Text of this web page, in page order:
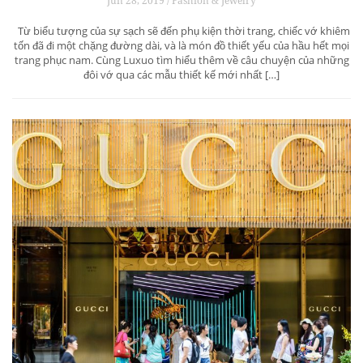
Từ biểu tượng của sự sạch sẽ đến phụ kiện thời trang, chiếc vớ khiêm
tốn đã đi một chặng đường dài, và là món đồ thiết yếu của hầu hết mọi
trang phục nam. Cùng Luxuo tìm hiểu thêm về câu chuyện của những
đôi vớ qua các mẫu thiết kế mới nhất […]